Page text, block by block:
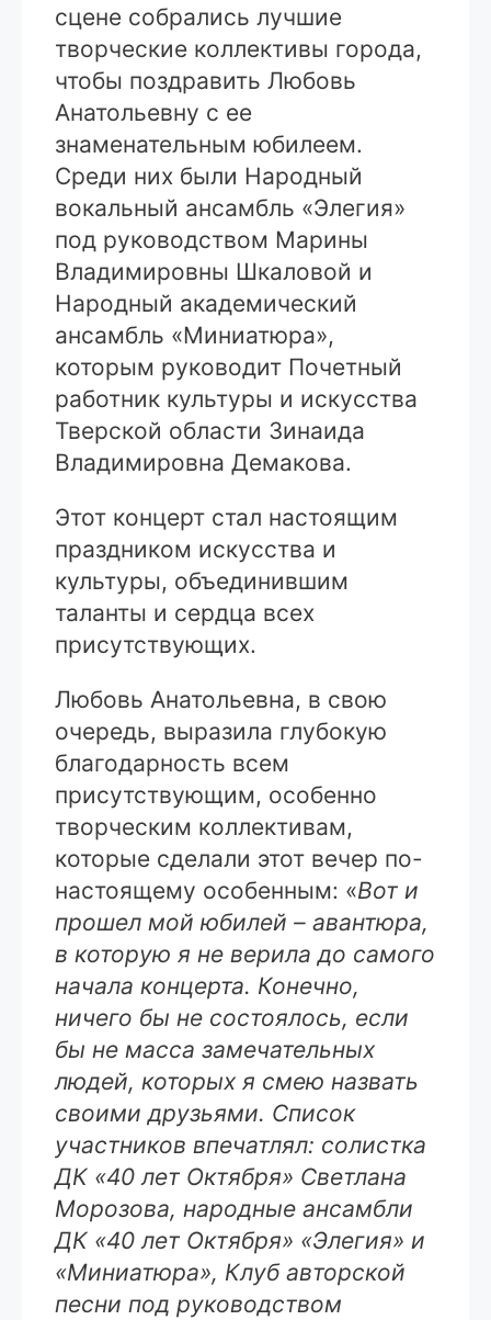
сцене собрались лучшие
творческие коллективы города,
чтобы поздравить Любовь
Анатольевну с ее
знаменательным юбилеем.
Среди них были Народный
вокальный ансамбль «Элегия»
под руководством Марины
Владимировны Шкаловой и
Народный академический
ансамбль «Миниатюра»,
которым руководит Почетный
работник культуры и искусства
Тверской области Зинаида
Владимировна Демакова.
Этот концерт стал настоящим
праздником искусства и
культуры, объединившим
таланты и сердца всех
присутствующих.
Любовь Анатольевна, в свою
очередь, выразила глубокую
благодарность всем
присутствующим, особенно
творческим коллективам,
которые сделали этот вечер по-
настоящему особенным: «Вот и
прошел мой юбилей – авантюра,
в которую я не верила до самого
начала концерта. Конечно,
ничего бы не состоялось, если
бы не масса замечательных
людей, которых я смею назвать
своими друзьями. Список
участников впечатлял: солистка
ДК «40 лет Октября» Светлана
Морозова, народные ансамбли
ДК «40 лет Октября» «Элегия» и
«Миниатюра», Клуб авторской
песни под руководством